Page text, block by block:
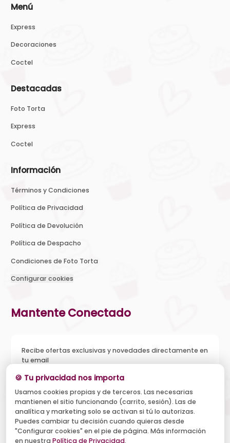
Menú
Express
Decoraciones
Coctel
Destacadas
Foto Torta
Express
Coctel
Información
Términos y Condiciones
Política de Privacidad
Política de Devolución
Política de Despacho
Condiciones de Foto Torta
Configurar cookies
Mantente Conectado
Recibe ofertas exclusivas y novedades directamente en
tu email
Acepto recibir novedades y ofertas, y el tratamiento de mi
email según la Política de Privacidad . Puedo darme de baja
cuando quiera.
Suscribirse
🍪 Tu privacidad nos importa
Usamos cookies propias y de terceros. Las necesarias
mantienen el sitio funcionando (carrito, sesión). Las de
analítica y marketing solo se activan si tú lo autorizas.
Puedes cambiar tu decisión cuando quieras desde
"Configurar cookies" en el pie de página. Más información
en nuestra Política de Privacidad.